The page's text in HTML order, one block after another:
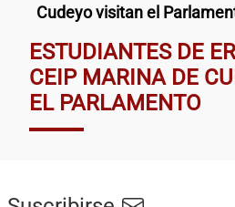
Cudeyo visitan el
ESTUDIANTES DE
CEIP MARINA DE
EL PARLAMENTO